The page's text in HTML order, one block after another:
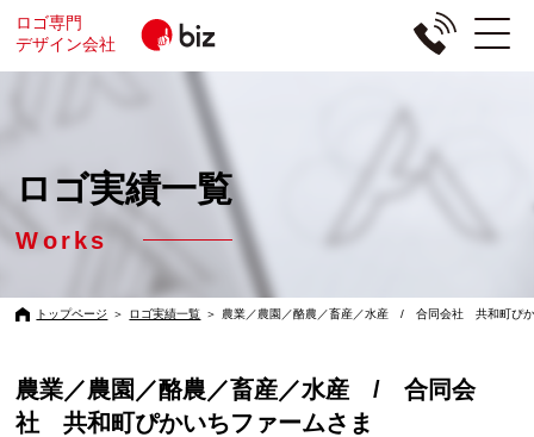
ロゴ専門
デザイン会社
ロゴ実績一覧
Works
トップページ ＞ ロゴ実績一覧 ＞ 農業／農園／酪農／畜産／水産 / 合同会社 共和町ぴか
農業／農園／酪農／畜産／水産 / 合同会
社 共和町ぴかいちファームさま